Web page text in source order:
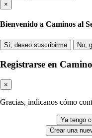
×
Bienvenido a Caminos al
Sí, deseo suscribirme No,
Registrarse en
×
Gracias, indicanos cómo
Ya tengo
Crear una